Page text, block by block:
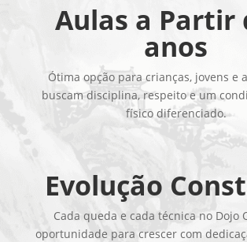
Aulas a Partir
anos
Ótima opção para crianças, jovens e
buscam disciplina, respeito e um
físico diferenciado.
Evolução
Cada queda e cada técnica no Dojo
oportunidade para crescer com